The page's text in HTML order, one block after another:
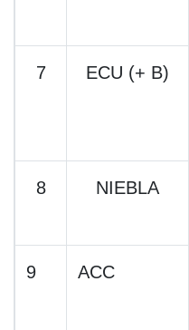
7 ECU (+ B)
8 NIEBLA
9 ACC